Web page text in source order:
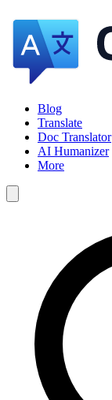
Blog
Translate
Doc Translator
AI Humanizer
More